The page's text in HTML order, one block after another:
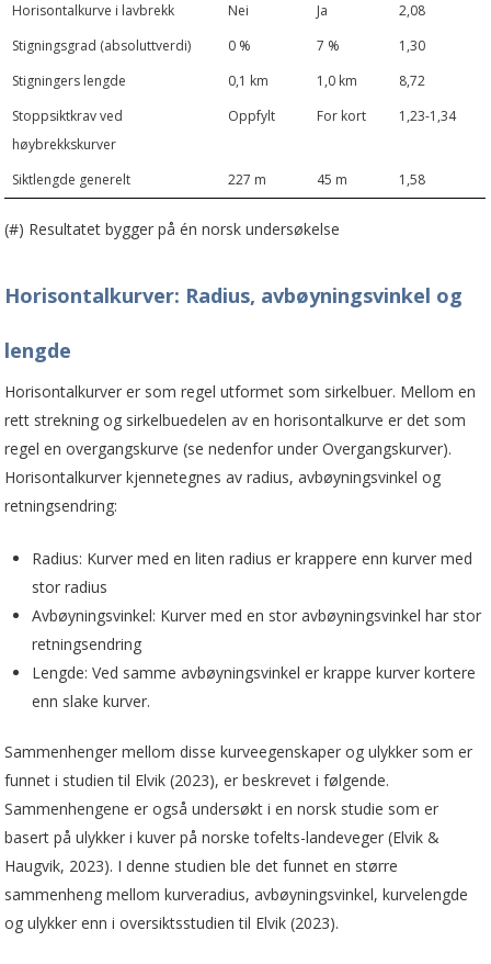
Horisontalkurve i lavbrekk
Nei Ja
2,08
Stigningsgrad (absoluttverdi)
0 % 7 %
1,30
Stigningers lengde
0,1 km 1,0 km
8,72
Stoppsiktkrav ved
høybrekkskurver
Oppfylt For kort 1,23-1,34
Siktlengde generelt 227 m 45 m 1,58
(#) Resultatet bygger på én norsk undersøkelse
Horisontalkurver: Radius, avbøyningsvinkel og
lengde
Horisontalkurver er som regel utformet som sirkelbuer. Mellom en
rett strekning og sirkelbuedelen av en horisontalkurve er det som
regel en overgangskurve (se nedenfor under Overgangskurver).
Horisontalkurver kjennetegnes av radius, avbøyningsvinkel og
retningsendring:
Radius: Kurver med en liten radius er krappere enn kurver med
stor radius
Avbøyningsvinkel: Kurver med en stor avbøyningsvinkel har stor
retningsendring
Lengde: Ved samme avbøyningsvinkel er krappe kurver kortere
enn slake kurver.
Sammenhenger mellom disse kurveegenskaper og ulykker som er
funnet i studien til Elvik (2023), er beskrevet i følgende.
Sammenhengene er også undersøkt i en norsk studie som er
basert på ulykker i kuver på norske tofelts-landeveger (Elvik &
Haugvik, 2023). I denne studien ble det funnet en større
sammenheng mellom kurveradius, avbøyningsvinkel, kurvelengde
og ulykker enn i oversiktsstudien til Elvik (2023).